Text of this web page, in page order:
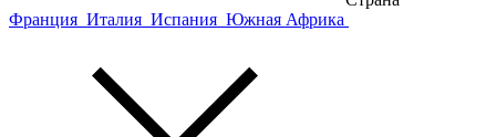
Франция Италия Испания Южная Африка